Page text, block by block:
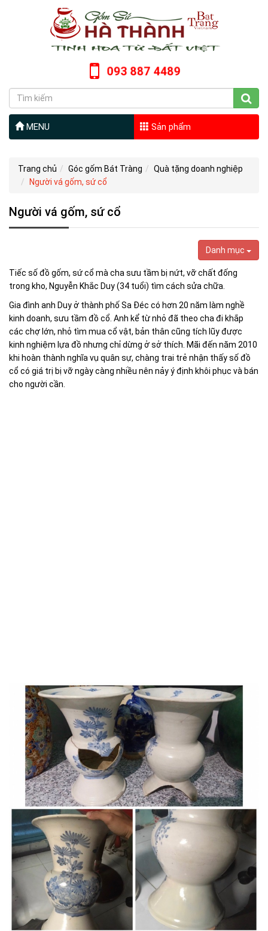
093 887 4489
MENU Sản phẩm
Trang chủ Góc gốm Bát Tràng
Quà tặng doanh nghiệp
Người vá gốm, sứ cổ
Người vá gốm, sứ cổ
Danh mục
Tiếc số đồ gốm, sứ cổ mà cha sưu tầm bị nứt, vỡ chất đống
trong kho, Nguyễn Khắc Duy (34 tuổi) tìm cách sửa chữa.
Gia đình anh Duy ở thành phố Sa Đéc có hơn 20 năm làm nghề
kinh doanh, sưu tầm đồ cổ. Anh kể từ nhỏ đã theo cha đi khắp
các chợ lớn, nhỏ tìm mua cổ vật, bản thân cũng tích lũy được
kinh nghiệm lựa đồ nhưng chỉ dừng ở sở thích. Mãi đến năm 2010
khi hoàn thành nghĩa vụ quân sự, chàng trai trẻ nhận thấy số đồ
cổ có giá trị bị vỡ ngày càng nhiều nên nảy ý định khôi phục và bán
cho người cần.